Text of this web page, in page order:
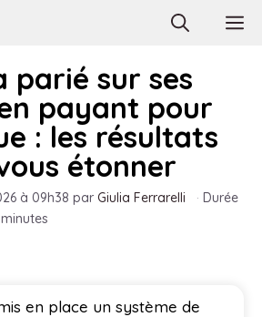
parié sur ses
payant pour
: les résultats
étonner
à 09h38 par Giulia Ferrarelli · Durée
en place un système de